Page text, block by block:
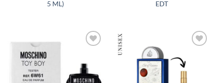
5 ML)
EDT
A LA
LISTA
DE
A LA
LISTA
DE